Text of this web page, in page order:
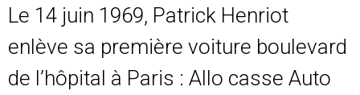
CONTACT
Aide
Le 14 juin 1969, Patrick Henriot
enlève sa première voiture boulevard
de l’hôpital à Paris : Allo casse Auto